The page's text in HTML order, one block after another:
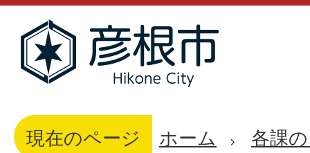
現在のページ ホーム 各課